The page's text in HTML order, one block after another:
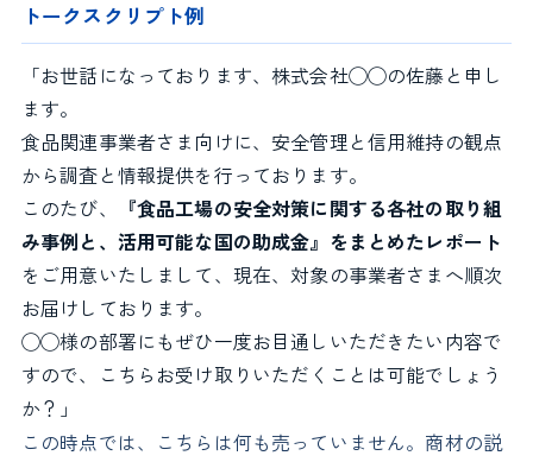
トークスクリプト例
「お世話になっております、株式会社◯◯の佐藤と申し
ます。
食品関連事業者さま向けに、安全管理と信用維持の観点
から調査と情報提供を行っております。
このたび、
『食品工場の安全対策に関する各社の取り組
み事例と、活用可能な国の助成金』をまとめたレポート
をご用意いたしまして、現在、対象の事業者さまへ順次
お届けしております。
◯◯様の部署にもぜひ一度お目通しいただきたい内容で
すので、こちらお受け取りいただくことは可能でしょう
か？」
この時点では、こちらは何も売っていません。商材の説